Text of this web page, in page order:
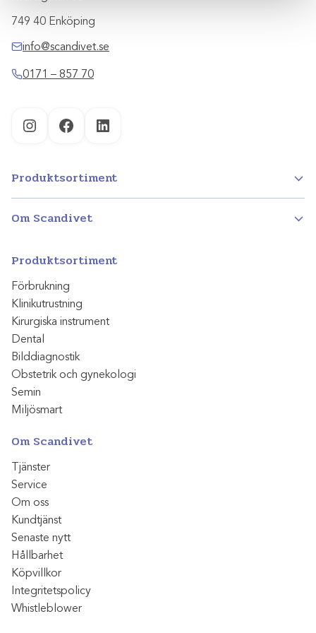
749 40 Enköping
info@scandivet.se
0171 – 857 70
InstagramFacebookLinkedIn
Produktsortiment
Om Scandivet
Produktsortiment
Förbrukning
Klinikutrustning
Kirurgiska instrument
Dental
Bilddiagnostik
Obstetrik och gynekologi
Semin
Miljösmart
Om Scandivet
Tjänster
Service
Om oss
Kundtjänst
Senaste nytt
Hållbarhet
Köpvillkor
Integritetspolicy
Whistleblower